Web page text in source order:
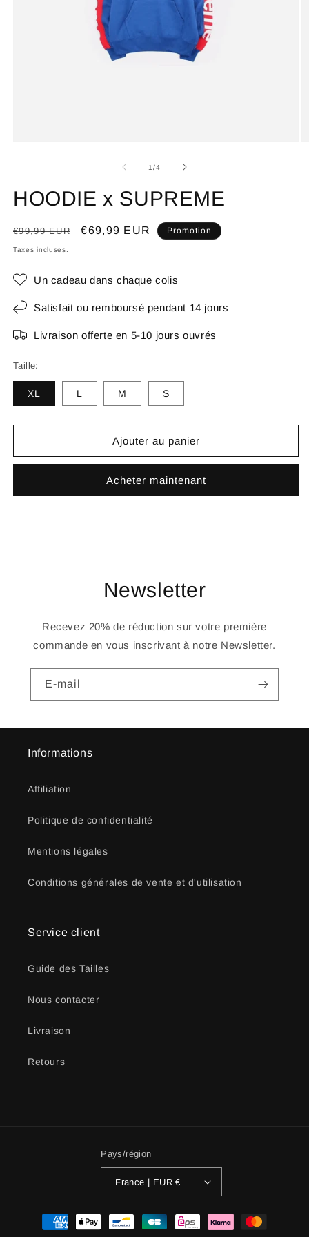
1/de
4
HOODIE x SUPREME
Prix
habituel
€99,99 EUR
Prix
€69,99 EUR Promotion
Taxes incluses.
Un cadeau dans chaque colis
Satisfait ou remboursé pendant 14 jours
Livraison offerte en 5-10 jours ouvrés
Taille:
XL L M S
Ajouter au panier
Acheter maintenant
Newsletter
Recevez 20% de réduction sur votre première
commande en vous inscrivant à notre Newsletter.
E-mail
Informations
Affiliation
Politique de confidentialité
Mentions légales
Conditions générales de vente et d'utilisation
Service client
Guide des Tailles
Nous contacter
Livraison
Retours
Pays/région
France | EUR €
Moyens